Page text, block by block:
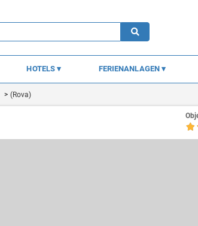
HOTELS FERIENANLAGEN
(Rova)